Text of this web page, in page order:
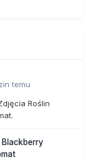
temu
Roślin
Blackberry